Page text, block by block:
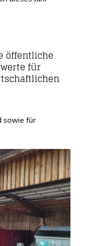
öffentliche
für
sowie für